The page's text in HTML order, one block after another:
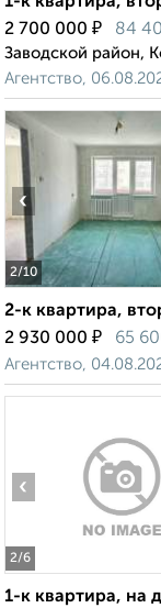
2 700 000 ₽ 84
Заводской район,
Агентство,
2/10
‹
2-к квартира,
2 930 000 ₽ 65
Агентство,
2/6
‹
1-к квартира, на